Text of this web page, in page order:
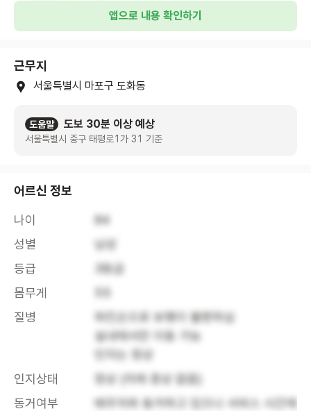
앱으로 내용 확인하기
근무지
서울특별시 마포구 도화동
도움말 도보 30분 이상 예상
서울특별시 중구 태평로1가 31 기준
어르신 정보
나이
84
성별
남성
등급
3등급
몸무게
질병
파킨슨으로 보행이 불편하심
실내에서만 이동 가능
인지는 정상
인지상태
정상 (치매 증상 없음)
동거여부
배우자와 동거하고 있으나 서비스 시간에